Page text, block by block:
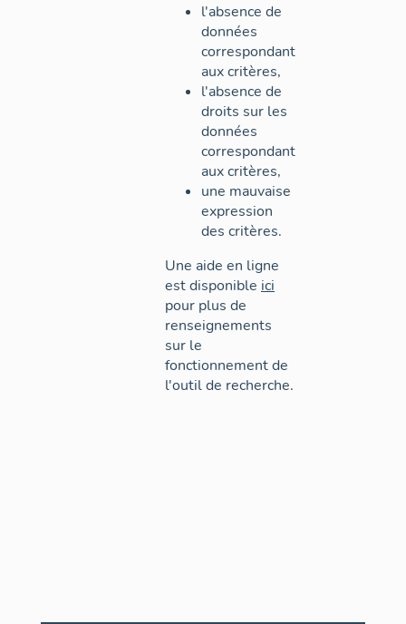
l'absence de
données
correspondant
aux critères,
l'absence de
droits sur les
données
correspondant
aux critères,
une mauvaise
expression
des critères.
Une aide en ligne
est disponible ici
pour plus de
renseignements
sur le
fonctionnement de
l'outil de recherche.